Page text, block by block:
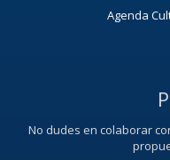
Agenda
No dudes en colaborar